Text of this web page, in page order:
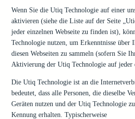
Wenn Sie die Utiq Technologie auf einer
aktivieren (siehe die Liste auf der Seite
jeder einzelnen Webseite zu finden ist),
Technologie nutzen, um Erkenntnisse über
diesen Webseiten zu sammeln (sofern Sie
Aktivierung der Utiq Technologie auf jeder
Die Utiq Technologie ist an die
bedeutet, dass alle Personen, die dieselbe
Geräten nutzen und der Utiq Technologie
Kennung erhalten. Typischerweise